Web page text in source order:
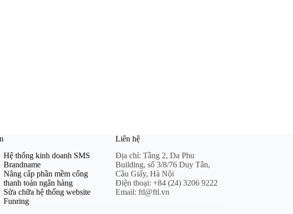
Hệ thống kinh doanh SMS
Brandname
Nâng cấp phần mềm cổng
thanh toán ngân hàng
Sửa chữa hệ thống website
Funring
Liên hệ
Địa chỉ:Tầng 2, Da Phu
Building, số 3/8/76 Duy Tân,
Cầu Giấy, Hà Nội
Điện thoại:+84 (24) 3206 9222
Email:ftl@ftl.vn